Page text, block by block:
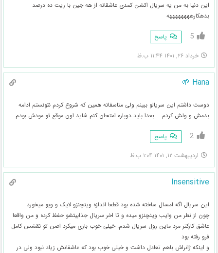
این دنیا به من یه سریال اکشن کمدی عاشقانه از هه جین با ریت ده درصد
بدهکارههههههههه
5 پاسخ
خرداد ۲۶, ۱۴۰۱ ۱۱:۴۴ ب.ظ
Hana 🌱
دوست داشتم این سریالو ببینم ولی متاسفانه همین که شروع کردم نتونستم ادامه
بدمش و ولش کردم … بعدا باید دوباره امتحان کنم شاید اون موقع تو مودش بودم
2 پاسخ
اردیبهشت ۱۲, ۱۴۰۱ ۱:۰۴ ب.ظ
Insensitive
این سریال اگه امسال ساخته شده بود قطعا اندازه وینچنزو لایک و ویو میخورد
چون از نطر من وایب وینچنزو میده و تا اخر سریال جذابیتشو حفظ کرده و من واقعا
عاشق کارکتر مرد ماین رول سریال شدم. خیلی خوب بازی میکرد اصن تو نقشس کامل
فرو رفته بود
و اینکه ژانراش باهم تعادل داشت و خیلی خوب بود که عاشقانش زیاد نبود ولی در